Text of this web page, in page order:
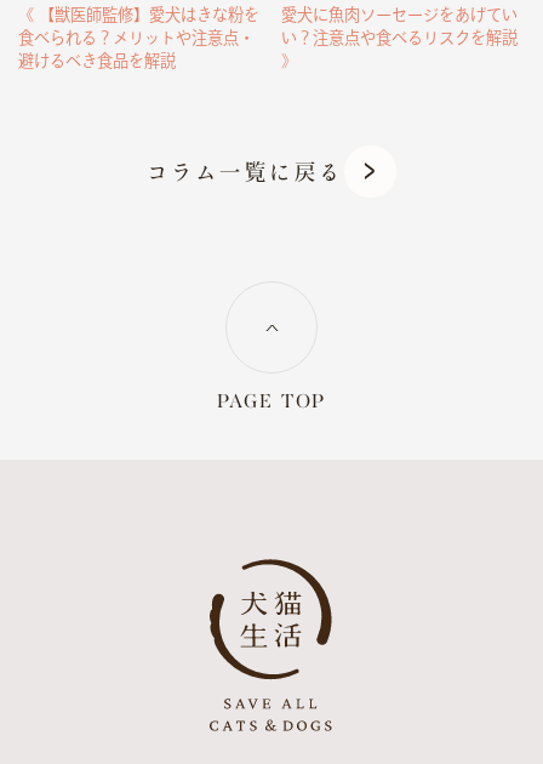
《 【獣医師監修】愛犬はきな粉を
食べられる？メリットや注意点・
避けるべき食品を解説
愛犬に魚肉ソーセージをあげてい
い？注意点や食べるリスクを解説
》
コラム一覧に戻る
PAGE TOP